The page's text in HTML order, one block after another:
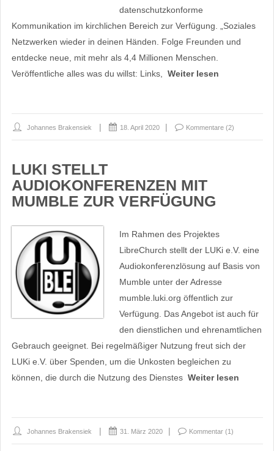
datenschutzkonforme
Kommunikation im kirchlichen Bereich zur Verfügung. „Soziales
Netzwerken wieder in deinen Händen. Folge Freunden und
entdecke neue, mit mehr als 4,4 Millionen Menschen.
Veröffentliche alles was du willst: Links,
Weiter lesen
Johannes Brakensiek 18. April 2020 Kommentare (2)
LUKI STELLT
AUDIOKONFERENZEN MIT
MUMBLE ZUR VERFÜGUNG
Im Rahmen des Projektes
LibreChurch stellt der LUKi e.V. eine
Audiokonferenzlösung auf Basis von
Mumble unter der Adresse
mumble.luki.org öffentlich zur
Verfügung. Das Angebot ist auch für
den dienstlichen und ehrenamtlichen
Gebrauch geeignet. Bei regelmäßiger Nutzung freut sich der
LUKi e.V. über Spenden, um die Unkosten begleichen zu
können, die durch die Nutzung des Dienstes Weiter lesen
Johannes Brakensiek 31. März 2020 Kommentar (1)